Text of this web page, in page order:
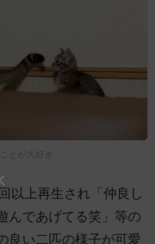
とが大好き
以上再生され「仲良し
んであげてる笑」等の
良い二匹の様子が可愛